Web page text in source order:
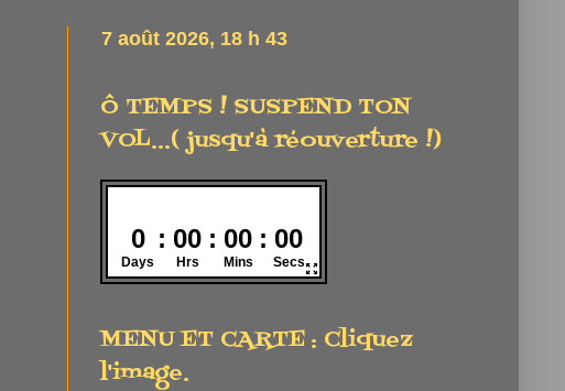
Ô TEMPS ! SUSPEND TON
VOL...( jusqu'à réouverture !)
MENU ET CARTE : Cliquez
l'image.